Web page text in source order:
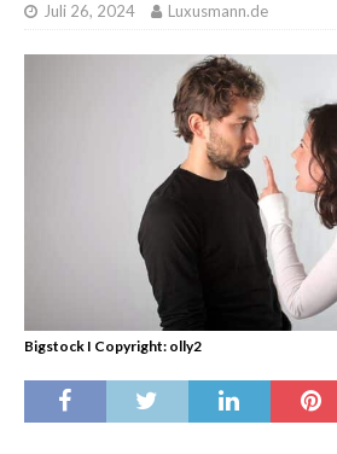
Juli 26, 2024 Luxusmann.de
Bigstock I Copyright: olly2